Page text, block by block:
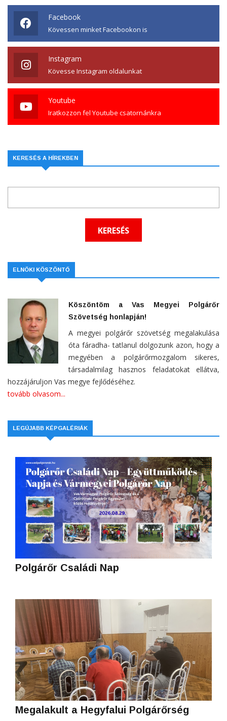
Facebook
Kövessen minket Facebookon is
Instagram
Kövesse Instagram oldalunkat
Youtube
Iratkozzon fel Youtube csatornánkra
KERESÉS A HÍREKBEN
ELNÖKI KÖSZÖNTŐ
Köszöntöm a Vas Megyei Polgárőr
Szövetség honlapján!
A megyei polgárőr szövetség megalakulása
óta fáradha- tatlanul dolgozunk azon, hogy a
megyében a polgárőrmozgalom sikeres,
társadalmilag hasznos feladatokat ellátva,
hozzájáruljon Vas megye fejlődéséhez.
tovább olvasom...
LEGÚJABB KÉPGALÉRIÁK
Polgárőr Családi Nap
Megalakult a Hegyfalui Polgárőrség